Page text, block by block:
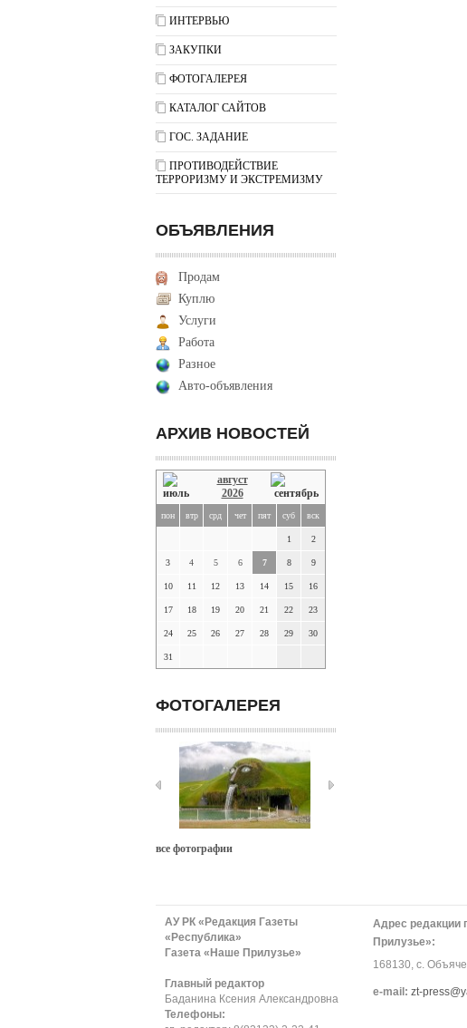
ИНТЕРВЬЮ
ЗАКУПКИ
ФОТОГАЛЕРЕЯ
КАТАЛОГ САЙТОВ
ГОС. ЗАДАНИЕ
ПРОТИВОДЕЙСТВИЕ
ТЕРРОРИЗМУ И ЭКСТРЕМИЗМУ
ОБЪЯВЛЕНИЯ
Продам
Куплю
Услуги
Работа
Разное
Авто-объявления
АРХИВ НОВОСТЕЙ
август
2026
пон втр срд чет пят суб вск
1 2
3 4 5 6 7 8 9
10 11 12 13 14 15 16
17 18 19 20 21 22 23
24 25 26 27 28 29 30
31
ФОТОГАЛЕРЕЯ
все фотографии
АУ РК «Редакция Газеты
«Республика»
Газета «Наше Прилузье»
Главный редактор
Баданина Ксения Александровна
Телефоны:
Адрес редакции
Прилузье»:
168130, с.
е-mail: zt-